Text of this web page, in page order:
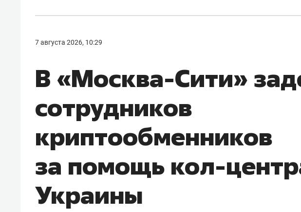
7 августа 2026, 10:29
В «Москва-Сити»
сотрудников
криптообменников
за помощь кол-
Украины